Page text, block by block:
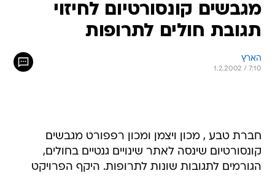
מגבשים קונסורטיום לחיזוי
תגובת חולים לתרופות
הארץ
1.2.2002 / 7:10
חברת טבע , מכון ויצמן ומכון רפפורט מגבשים
קונסורטיום שינסה לאתר שינויים גנטיים בחולים,
הגורמים לתגובות שונות לתרופות. היקף הפרויקט